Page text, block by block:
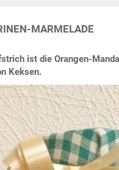
MARMELADE
ist die Orangen-
Keksen.